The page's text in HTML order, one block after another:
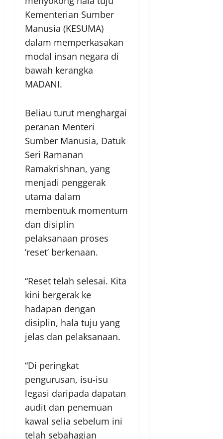
Kementerian Sumber
Manusia (KESUMA)
dalam memperkasakan
modal insan negara di
bawah kerangka
MADANI.
Beliau turut menghargai
peranan Menteri
Sumber Manusia, Datuk
Seri Ramanan
Ramakrishnan, yang
menjadi penggerak
utama dalam
membentuk momentum
dan disiplin
pelaksanaan proses
‘reset’ berkenaan.
“Reset telah selesai. Kita
kini bergerak ke
hadapan dengan
disiplin, hala tuju yang
jelas dan pelaksanaan.
“Di peringkat
pengurusan, isu-isu
legasi daripada dapatan
audit dan penemuan
kawal selia sebelum ini
telah sebahagian